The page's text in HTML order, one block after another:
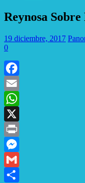
Reynosa
19 diciembre, 2017
0
Facebook
Email
WhatsApp
X
Print
Messenger
Gmail